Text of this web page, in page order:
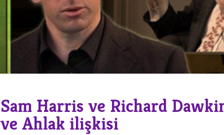
Sam Harris ve Richard
ve Ahlak ilişkisi